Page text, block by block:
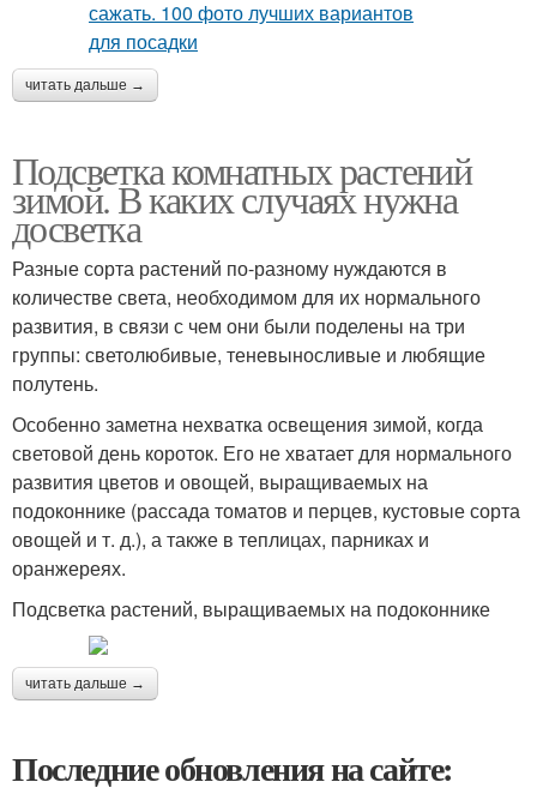
читать дальше →
Подсветка комнатных растений
зимой. В каких случаях нужна
досветка
Разные сорта растений по-разному нуждаются в
количестве света, необходимом для их нормального
развития, в связи с чем они были поделены на три
группы: светолюбивые, теневыносливые и любящие
полутень.
Особенно заметна нехватка освещения зимой, когда
световой день короток. Его не хватает для нормального
развития цветов и овощей, выращиваемых на
подоконнике (рассада томатов и перцев, кустовые сорта
овощей и т. д.), а также в теплицах, парниках и
оранжереях.
Подсветка растений, выращиваемых на подоконнике
читать дальше →
Последние обновления на сайте: